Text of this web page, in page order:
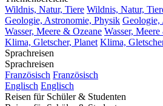
Wildnis, Natur, Tiere Wildnis, Natur,
Geologie, Astronomie, Physik Geologie,
Wasser, Meere & Ozeane Wasser,
Klima, Gletscher, Planet Klima,
Sprachreisen
Sprachreisen
Französisch Französisch
Englisch Englisch
Reisen für Schüler & Studenten